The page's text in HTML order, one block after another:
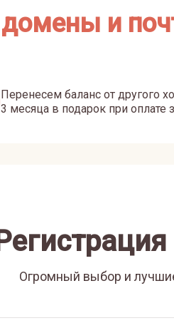
и
Перенесем баланс от другого
3 месяца в подарок при оплате
Огромный выбор и